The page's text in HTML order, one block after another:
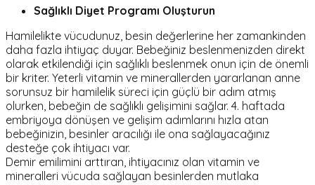
Sağlıklı Diyet Programı Oluşturun
Hamilelikte vücudunuz, besin değerlerine her zamankinden
daha fazla ihtiyaç duyar. Bebeğiniz beslenmenizden direkt
olarak etkilendiği için sağlıklı beslenmek onun için de önemli
bir kriter. Yeterli vitamin ve minerallerden yararlanan anne
sorunsuz bir hamilelik süreci için güçlü bir adım atmış
olurken, bebeğin de sağlıklı gelişimini sağlar. 4. haftada
embriyoya dönüşen ve gelişim adımlarını hızla atan
bebeğinizin, besinler aracılığı ile ona sağlayacağınız
desteğe çok ihtiyacı var.
Demir emilimini arttıran, ihtiyacınız olan vitamin ve
mineralleri vücuda sağlayan besinlerden mutlaka